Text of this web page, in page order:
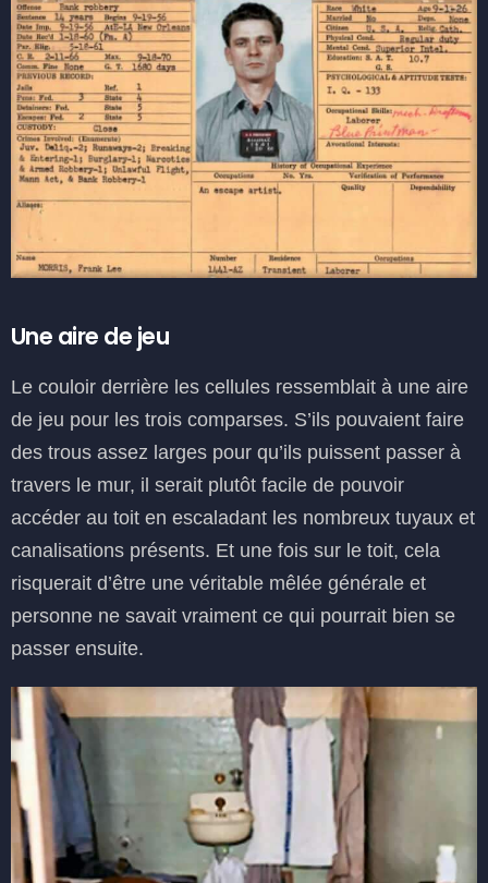
Une aire de jeu
Le couloir derrière les cellules ressemblait à une aire
de jeu pour les trois comparses. S’ils pouvaient faire
des trous assez larges pour qu’ils puissent passer à
travers le mur, il serait plutôt facile de pouvoir
accéder au toit en escaladant les nombreux tuyaux et
canalisations présents. Et une fois sur le toit, cela
risquerait d’être une véritable mêlée générale et
personne ne savait vraiment ce qui pourrait bien se
passer ensuite.